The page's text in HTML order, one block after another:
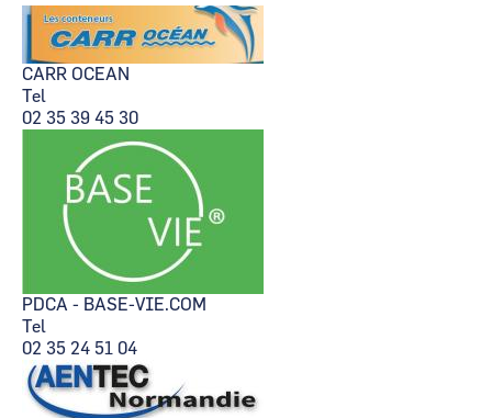
CARR OCEAN
Tel
02 35 39 45 30
PDCA - BASE-VIE.COM
Tel
02 35 24 51 04